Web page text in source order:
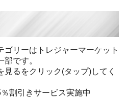
ゴリーはトレジャーマーケット
です。
るをクリック(タップ)してく
割引きサービス実施中